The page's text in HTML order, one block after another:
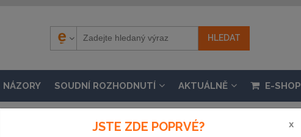
NÁZORY SOUDNÍ ROZHODNUTÍ AKTUÁLNĚ E-SHOP
JSTE ZDE POPRVÉ? x